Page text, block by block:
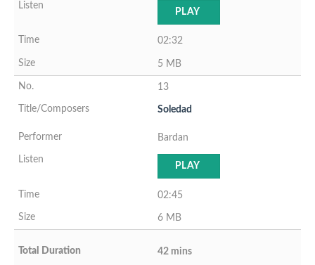
PLAY
02:32
5 MB
13
Soledad
Bardan
PLAY
02:45
6 MB
42 mins